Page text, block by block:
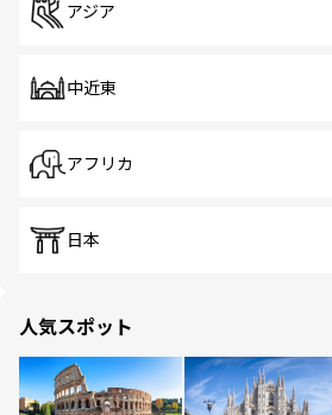
アジア
中近東
アフリカ
日本
人気スポット